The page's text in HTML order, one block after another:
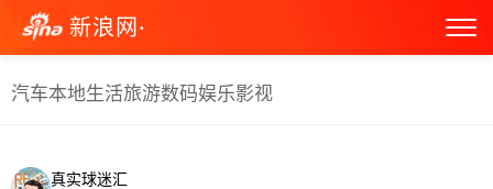
新浪网·
汽车本地生活旅游数码娱乐影视
真实球迷汇